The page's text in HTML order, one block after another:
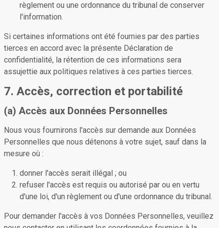
règlement ou une ordonnance du tribunal de conserver
l'information.
Si certaines informations ont été fournies par des parties
tierces en accord avec la présente Déclaration de
confidentialité, la rétention de ces informations sera
assujettie aux politiques relatives à ces parties tierces.
7. Accès, correction et portabilité
(a) Accès aux Données Personnelles
Nous vous fournirons l'accès sur demande aux Données
Personnelles que nous détenons à votre sujet, sauf dans la
mesure où :
donner l'accès serait illégal ; ou
refuser l'accès est requis ou autorisé par ou en vertu
d'une loi, d'un règlement ou d'une ordonnance du tribunal.
Pour demander l'accès à vos Données Personnelles, veuillez